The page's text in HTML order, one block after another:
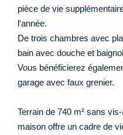
pièce de vie
l'année.
De trois chambres avec
bain avec douche et
Vous bénéficierez
garage avec faux grenier.
Terrain de 740 m² sans
maison offre un cadre de